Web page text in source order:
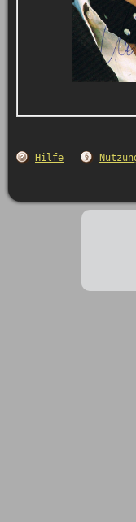
Hilfe